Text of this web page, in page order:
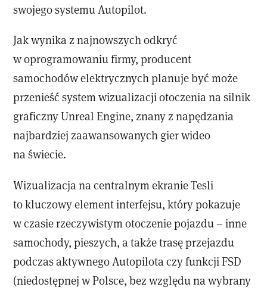
swojego systemu Autopilot.
Jak wynika z najnowszych odkryć
w oprogramowaniu firmy, producent
samochodów elektrycznych planuje być może
przenieść system wizualizacji otoczenia na silnik
graficzny Unreal Engine, znany z napędzania
najbardziej zaawansowanych gier wideo
na świecie.
Wizualizacja na centralnym ekranie Tesli
to kluczowy element interfejsu, który pokazuje
w czasie rzeczywistym otoczenie pojazdu – inne
samochody, pieszych, a także trasę przejazdu
podczas aktywnego Autopilota czy funkcji FSD
(niedostępnej w Polsce, bez względu na wybrany